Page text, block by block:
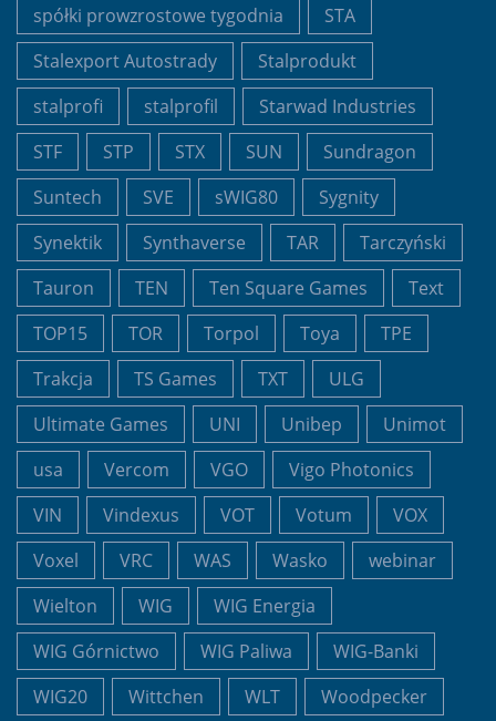
spółki prowzrostowe tygodnia
STA
Stalexport Autostrady
Stalprodukt
stalprofi
stalprofil
Starwad Industries
STF
STP STX SUN
Sundragon
Suntech
SVE sWIG80
Sygnity
Synektik
Synthaverse TAR
Tarczyński
Tauron
TEN Ten Square Games
Text
TOP15
TOR Torpol Toya
TPE
Trakcja
TS Games TXT
ULG
Ultimate Games
UNI Unibep
Unimot
usa
Vercom VGO
Vigo Photonics
VIN
Vindexus VOT Votum
VOX
Voxel
VRC WAS Wasko
webinar
Wielton
WIG
WIG Energia
WIG Górnictwo
WIG Paliwa
WIG-Banki
WIG20
Wittchen WLT
Woodpecker